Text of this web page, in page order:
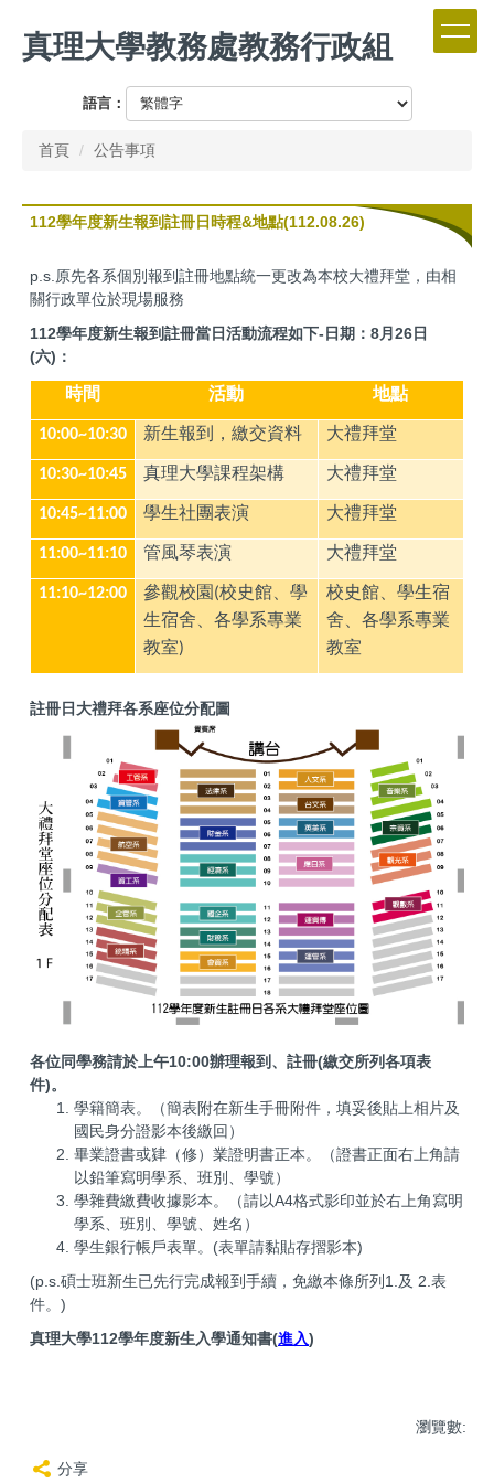
到
主真理大學教務處教務行政組
語言：
首頁 公告事項
112學年度新生報到註冊日時程&地點(112.08.26)
p.s.原先各系個別報到註冊地點統一更改為本校大禮拜堂，由相
關行政單位於現場服務
112學年度新生報到註冊當日活動流程如下-日期：8月26日
(六)：
時間 活動 地點
10:00~10:30 新生報到，繳交資料 大禮拜堂
10:30~10:45 真理大學課程架構 大禮拜堂
10:45~11:00 學生社團表演 大禮拜堂
11:00~11:10 管風琴表演 大禮拜堂
11:10~12:00 參觀校園 (校史館、學
生宿舍、各學系專業
教室)
校史館、學生宿
舍、各學系專業
教室
註冊日大禮拜各系座位分配圖
各位同學務請於上午10:00辦理報到、註冊(繳交所列各項表
件)。
學籍簡表。（簡表附在新生手冊附件，填妥後貼上相片及
國民身分證影本後繳回）
畢業證書或肄（修）業證明書正本。（證書正面右上角請
以鉛筆寫明學系、班別、學號）
學雜費繳費收據影本。（請以A4格式影印並於右上角寫明
學系、班別、學號、姓名）
學生銀行帳戶表單。(表單請黏貼存摺影本)
(p.s.碩士班新生已先行完成報到手續，免繳本條所列1.及 2.表
件。)
真理大學112學年度新生入學通知書(進入)
瀏覽數:
分享